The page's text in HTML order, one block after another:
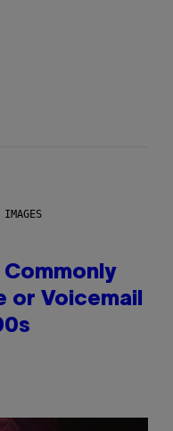
IMAGES
or Voicemail